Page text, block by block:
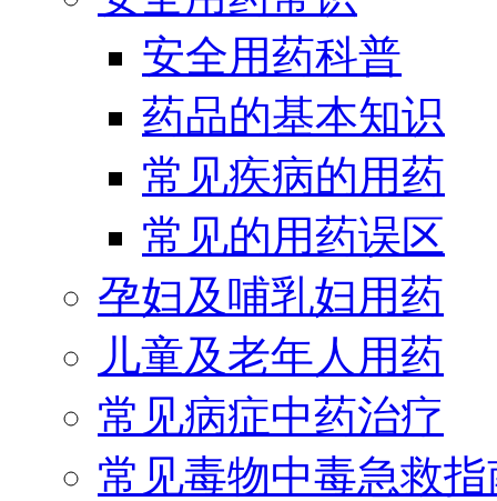
安全用药科普
药品的基本知识
常见疾病的用药
常见的用药误区
孕妇及哺乳妇用药
儿童及老年人用药
常见病症中药治疗
常见毒物中毒急救指